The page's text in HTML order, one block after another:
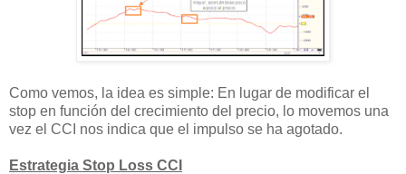
Como vemos, la idea es simple: En lugar de modificar el
stop en función del crecimiento del precio, lo movemos una
vez el CCI nos indica que el impulso se ha agotado.
Estrategia Stop Loss CCI